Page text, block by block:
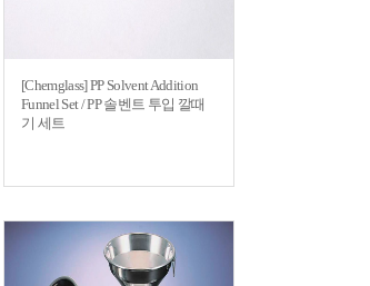
[Chemglass] PP Solvent Addition
Funnel Set / PP 솔벤트 투입 깔때
기 세트